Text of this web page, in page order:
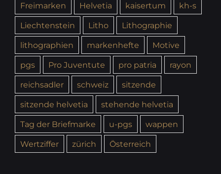
Freimarken
Helvetia kaisertum
kh-s
Liechtenstein
Litho
Lithographie
lithographien
markenhefte
Motive
pgs
Pro Juventute pro patria
rayon
reichsadler
schweiz
sitzende
sitzende helvetia
stehende helvetia
Tag der Briefmarke
u-pgs
wappen
Wertziffer
zürich Österreich